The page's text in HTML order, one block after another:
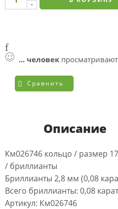
-
... человек
Сравнить
Описание
Км026746 кольцо / размер
/ бриллианты
Бриллианты 2,8 мм (0,08
Всего бриллианты: 0,08 карат
Артикул: Км026746